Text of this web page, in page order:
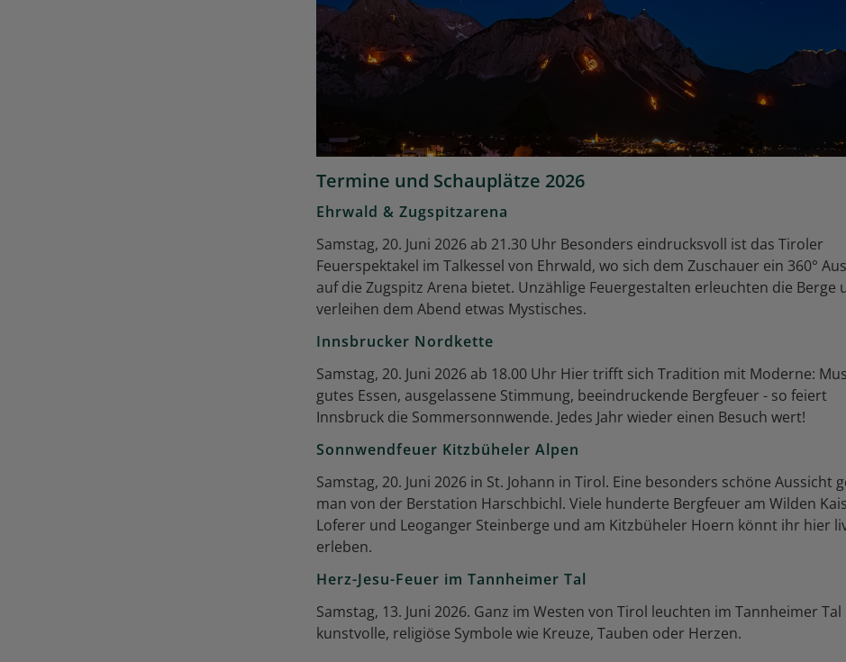
Termine und Schauplätze 2026
Ehrwald & Zugspitzarena
Samstag, 20. Juni 2026 ab 21.30 Uhr Besonders eindrucksvoll ist das Tiroler
Feuerspektakel im Talkessel von Ehrwald, wo sich dem Zuschauer ein 360°
auf die Zugspitz Arena bietet. Unzählige Feuergestalten erleuchten die Berge
verleihen dem Abend etwas Mystisches.
Innsbrucker Nordkette
Samstag, 20. Juni 2026 ab 18.00 Uhr Hier trifft sich Tradition mit Moderne:
gutes Essen, ausgelassene Stimmung, beeindruckende Bergfeuer - so feiert
Innsbruck die Sommersonnwende. Jedes Jahr wieder einen Besuch wert!
Sonnwendfeuer Kitzbüheler Alpen
Samstag, 20. Juni 2026 in St. Johann in Tirol. Eine besonders schöne Aussicht
man von der Berstation Harschbichl. Viele hunderte Bergfeuer am Wilden
Loferer und Leoganger Steinberge und am Kitzbüheler Hoern könnt ihr hier
erleben.
Herz-Jesu-Feuer im Tannheimer Tal
Samstag, 13. Juni 2026. Ganz im Westen von Tirol leuchten im Tannheimer Tal
kunstvolle, religiöse Symbole wie Kreuze, Tauben oder Herzen.